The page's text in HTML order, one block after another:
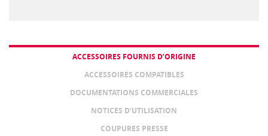
ACCESSOIRES FOURNIS D’ORIGINE
ACCESSOIRES COMPATIBLES
DOCUMENTATIONS COMMERCIALES
NOTICES D’UTILISATION
COUPURES PRESSE